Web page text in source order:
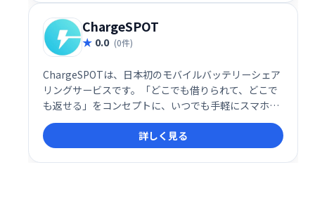
ChargeSPOT
0.0 (0件)
ChargeSPOTは、日本初のモバイルバッテリーシェア
リングサービスです。「どこでも借りられて、どこで
も返せる」をコンセプトに、いつでも手軽にスマホ充
電が可能。充電切れの心配なく、快適なモバイルライ
フをサポートします。全国に設置されたスポットで、
簡単にレンタル・返却できます。
詳しく見る